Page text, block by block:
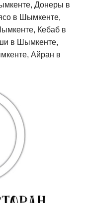
Донеры в
в Шымкенте,
Кебаб в
в Шымкенте,
Айран в